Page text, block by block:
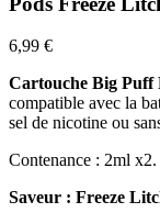
6,99 €
Cartouche Big Puff
compatible avec la
sel de nicotine ou
Contenance : 2ml x2.
Saveur : Freeze